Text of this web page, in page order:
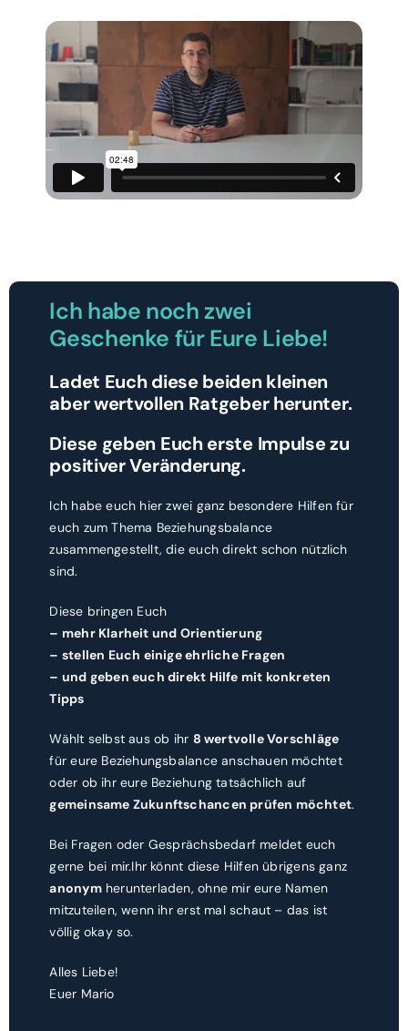
Ich habe noch zwei
Geschenke für Eure Liebe!
Ladet Euch diese beiden kleinen
aber wertvollen Ratgeber herunter.
Diese geben Euch erste Impulse zu
positiver Veränderung.
Ich habe euch hier zwei ganz besondere Hilfen für
euch zum Thema Beziehungsbalance
zusammengestellt, die euch direkt schon nützlich
sind.
Diese bringen Euch
– mehr Klarheit und Orientierung
– stellen Euch einige ehrliche Fragen
– und geben euch direkt Hilfe mit konkreten
Tipps
Wählt selbst aus ob ihr 8 wertvolle Vorschläge
für eure Beziehungsbalance anschauen möchtet
oder ob ihr eure Beziehung tatsächlich auf
gemeinsame Zukunftschancen prüfen möchtet.
Bei Fragen oder Gesprächsbedarf meldet euch
gerne bei mir.Ihr könnt diese Hilfen übrigens ganz
anonymherunterladen, ohne mir eure Namen
mitzuteilen, wenn ihr erst mal schaut – das ist
völlig okay so.
Alles Liebe!
Euer Mario